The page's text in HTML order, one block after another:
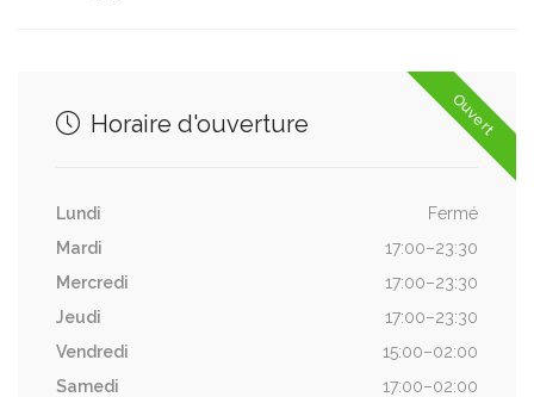
Ouvert
Horaire d'ouverture
Lundi
Fermé
Mardi
17:00–23:30
Mercredi
17:00–23:30
Jeudi
17:00–23:30
Vendredi
15:00–02:00
Samedi
17:00–02:00